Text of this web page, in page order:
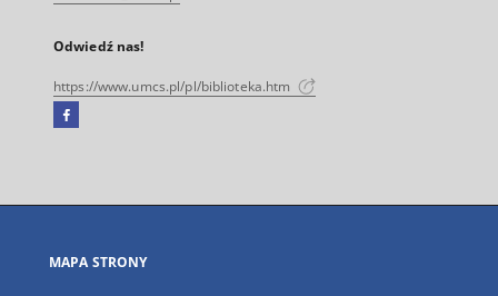
Odwiedź nas!
https://www.umcs.pl/pl/biblioteka.htm
Facebook
się
karcie
MAPA STRONY